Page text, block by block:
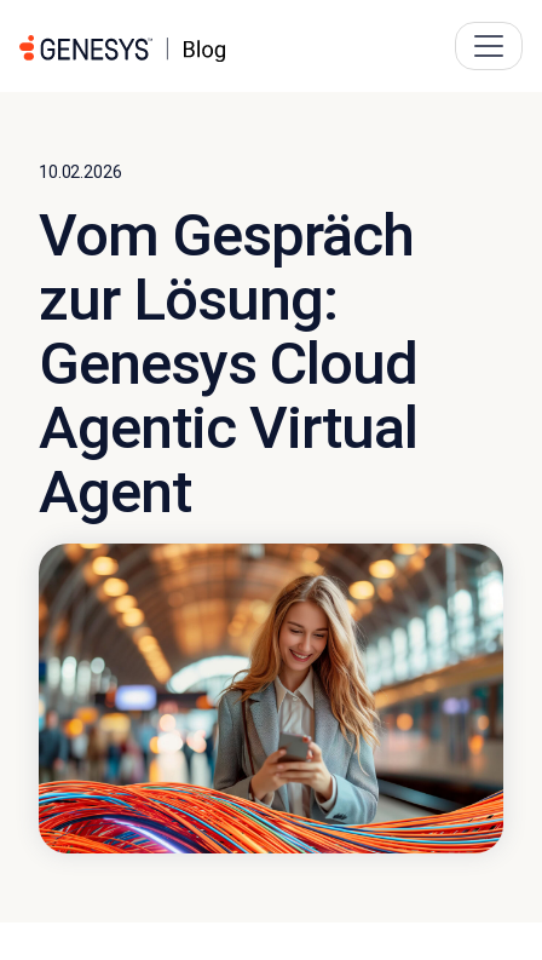
10.02.2026
Vom Gespräch
zur Lösung:
Genesys Cloud
Agentic Virtual
Agent